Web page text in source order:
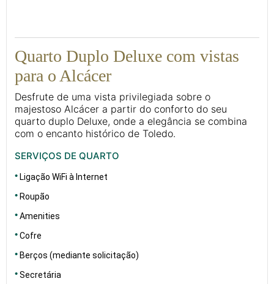
Quarto Duplo Deluxe com vistas
para o Alcácer
Desfrute de uma vista privilegiada sobre o
majestoso Alcácer a partir do conforto do seu
quarto duplo Deluxe, onde a elegância se combina
com o encanto histórico de Toledo.
SERVIÇOS DE QUARTO
Ligação WiFi à Internet
Roupão
Amenities
Cofre
Berços (mediante solicitação)
Secretária